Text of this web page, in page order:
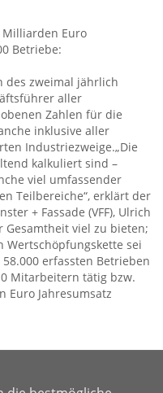
Milliarden Euro
Betriebe:
des zweimal jährlich
aller
Zahlen für die
inklusive aller
Industriezweige.„Die
kalkuliert sind –
viel umfassender
Teilbereiche“, erklärt der
+ Fassade (VFF), Ulrich
Gesamtheit viel zu bieten;
Wertschöpfungskette sei
erfassten Betrieben
Mitarbeitern tätig bzw.
Jahresumsatz